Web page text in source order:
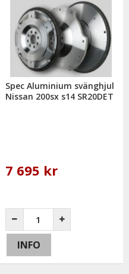
Spec Aluminium svänghjul
Nissan 200sx s14 SR20DET
7 695 kr
INFO